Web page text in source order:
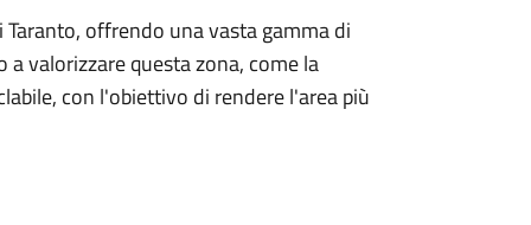
offrendo una vasta gamma di
valorizzare questa zona, come la
con l'obiettivo di rendere l'area più